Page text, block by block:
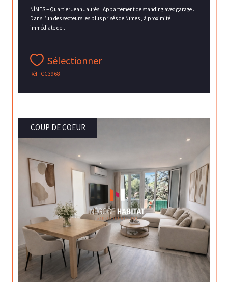
NÎMES – Quartier Jean Jaurès | Appartement de standing avec garage .
Dans l’un des secteurs les plus prisés de Nîmes , à proximité
immédiate de...
Sélectionner
Réf : CC3968
COUP DE COEUR